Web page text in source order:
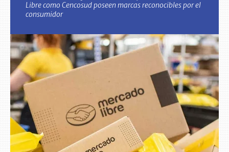
Libre como Cencosud poseen marcas reconocibles por el
consumidor